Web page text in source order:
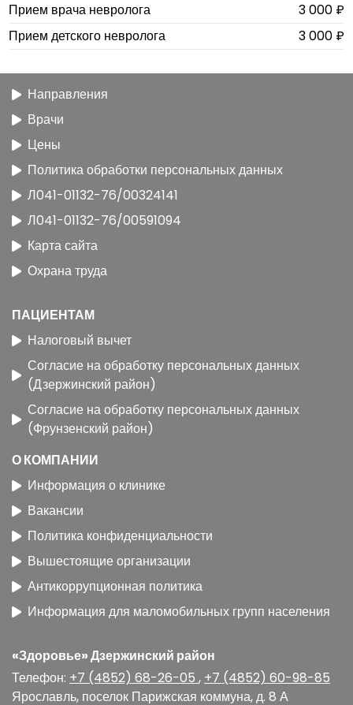
Прием врача невролога
3 000 ₽
Прием детского невролога
3 000 ₽
Направления
Врачи
Цены
Политика обработки персональных данных
Л041-01132-76/00324141
Л041-01132-76/00591094
Карта сайта
Охрана труда
ПАЦИЕНТАМ
Налоговый вычет
Согласие на обработку персональных данных
(Дзержинский район)
Согласие на обработку персональных данных
(Фрунзенский район)
О КОМПАНИИ
Информация о клинике
Вакансии
Политика конфиденциальности
Вышестоящие организации
Антикоррупционная политика
Информация для маломобильных групп населения
«Здоровье» Дзержинский район
Телефон: +7 (4852) 68-26-05 , +7 (4852) 60-98-85
Ярославль, поселок Парижская коммуна, д. 8 А